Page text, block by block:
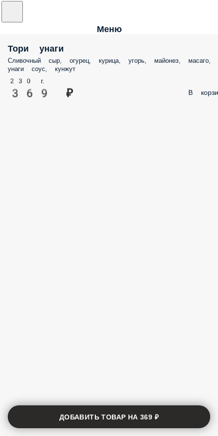
Меню
Тори унаги
Сливочный сыр, огурец, курица, угорь, майонез, масаго,
унаги соус, кунжут
230 г.
369 ₽ В
ДОБАВИТЬ ТОВАР НА369 ₽